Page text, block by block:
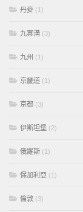
丹麥 (1)
九寨溝 (3)
九州 (1)
京畿道 (1)
京都 (3)
伊斯坦堡 (2)
俄羅斯 (1)
保加利亞 (1)
倫敦 (3)